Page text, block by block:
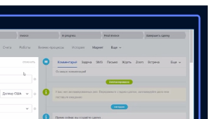
Смотреть проект